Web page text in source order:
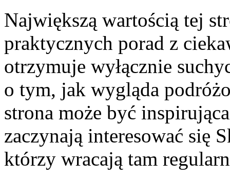
Największą wartością tej
praktycznych porad z
otrzymuje wyłącznie
o tym, jak wygląda
strona może być
zaczynają interesować się
którzy wracają tam